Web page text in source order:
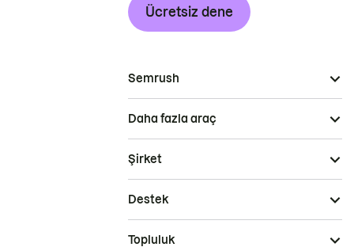
Ücretsiz dene
Semrush
Daha fazla araç
Şirket
Destek
Topluluk